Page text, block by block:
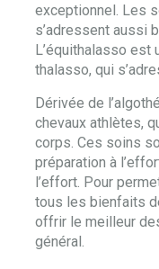
exceptionnel. Les
s’adressent aussi
L’équithalasso est
thalasso, qui
Dérivée de
chevaux athlètes,
corps. Ces soins
préparation à
l’effort. Pour
tous les bienfaits
offrir le meilleur
général.